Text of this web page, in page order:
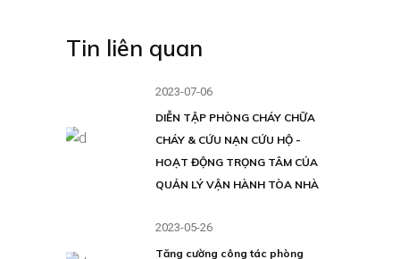
Tin liên quan
2023-07-06
DIỄN TẬP PHÒNG CHÁY CHỮA
CHÁY & CỨU NẠN CỨU HỘ -
HOẠT ĐỘNG TRỌNG TÂM CỦA
QUẢN LÝ VẬN HÀNH TÒA NHÀ
2023-05-26
Tăng cường công tác phòng